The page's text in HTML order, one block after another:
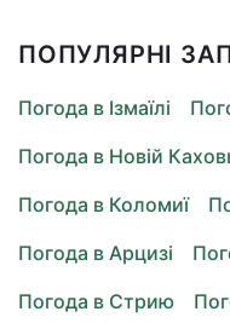
ПОПУЛЯРНІ
Погода в Ізмаїлі
Погода в Новій
Погода в Коломиї
Погода в Арцизі
Погода в Стрию